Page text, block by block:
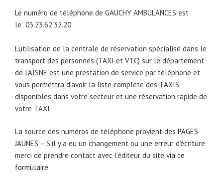
Le numéro de téléphone de GAUCHY AMBULANCES est
le 03.23.62.32.20
L’utilisation de la centrale de réservation spécialisé dans le
transport des personnes (TAXI et VTC) sur le département
de l’AISNE est une prestation de service par téléphone et
vous permettra d’avoir la liste complète des TAXIS
disponibles dans votre secteur et une réservation rapide de
votre TAXI
La source des numéros de téléphone provient des PAGES
JAUNES – S’il y a eu un changement ou une erreur d’écriture
merci de prendre contact avec l’éditeur du site via ce
formulaire